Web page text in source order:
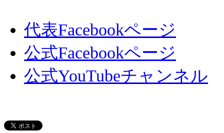
代表Facebookページ
公式Facebookページ
公式YouTubeチャンネル